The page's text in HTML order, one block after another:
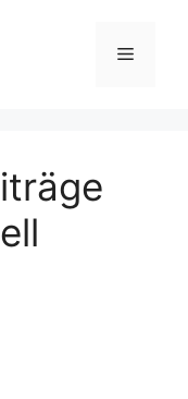
Menü